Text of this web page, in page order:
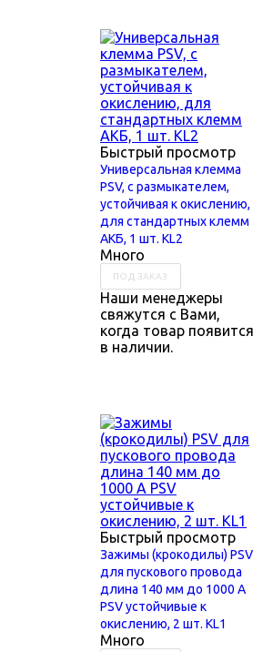
Быстрый просмотр
Универсальная клемма
PSV, с размыкателем,
устойчивая к окислению,
для стандартных клемм
АКБ, 1 шт. KL2
Много
ПОД ЗАКАЗ
Наши менеджеры
свяжутся с Вами,
когда товар появится
в наличии.
Быстрый просмотр
Зажимы (крокодилы) PSV
для пускового провода
длина 140 мм до 1000 А
PSV устойчивые к
окислению, 2 шт. KL1
Много